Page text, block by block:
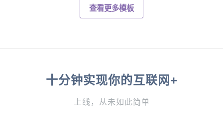
查看更多模板
十分钟实现你的互联网+
上线，从未如此简单